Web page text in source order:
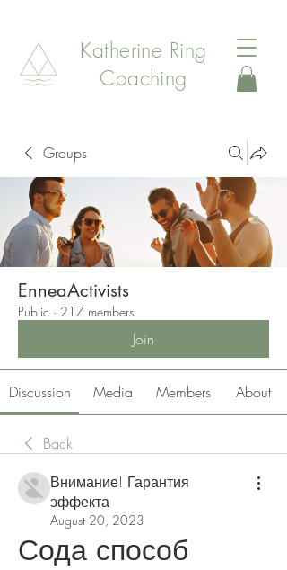
Katherine Ring
Coaching
Groups
EnneaActivists
Public · 217 members
Join
Discussion Media Members About
Back
Внимание! Гарантия
эффекта
August 20, 2023
Сода способ